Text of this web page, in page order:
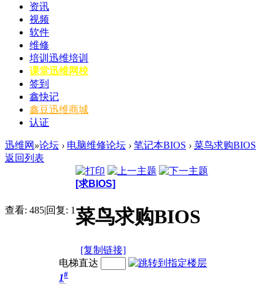
资讯
视频
软件
维修
培训 迅维培训
课堂迅维网校
签到
鑫快记
鑫豆迅维商城
认证
迅维网 »论坛 › 电脑维修论坛 › 笔记本BIOS › 菜鸟求购BIOS
返回列表
查看: 485|回复: 1
[求BIOS]
菜鸟求购BIOS
[复制链接]
电梯直达
1#